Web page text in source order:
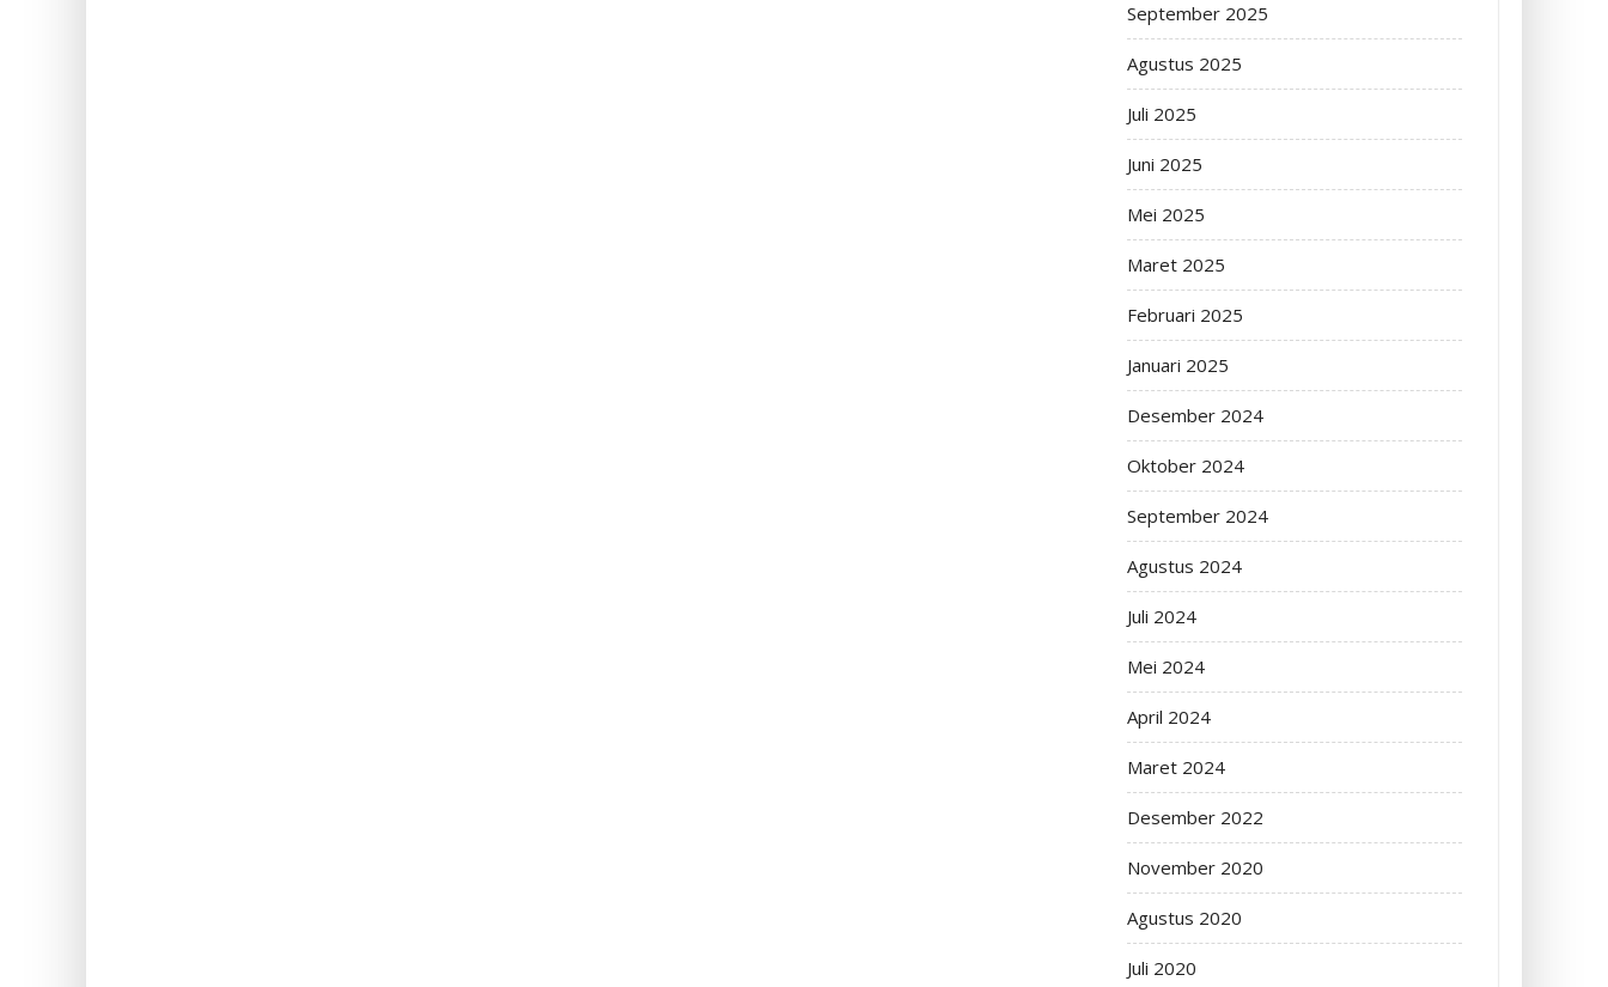
September 2025
Agustus 2025
Juli 2025
Juni 2025
Mei 2025
Maret 2025
Februari 2025
Januari 2025
Desember 2024
Oktober 2024
September 2024
Agustus 2024
Juli 2024
Mei 2024
April 2024
Maret 2024
Desember 2022
November 2020
Agustus 2020
Juli 2020